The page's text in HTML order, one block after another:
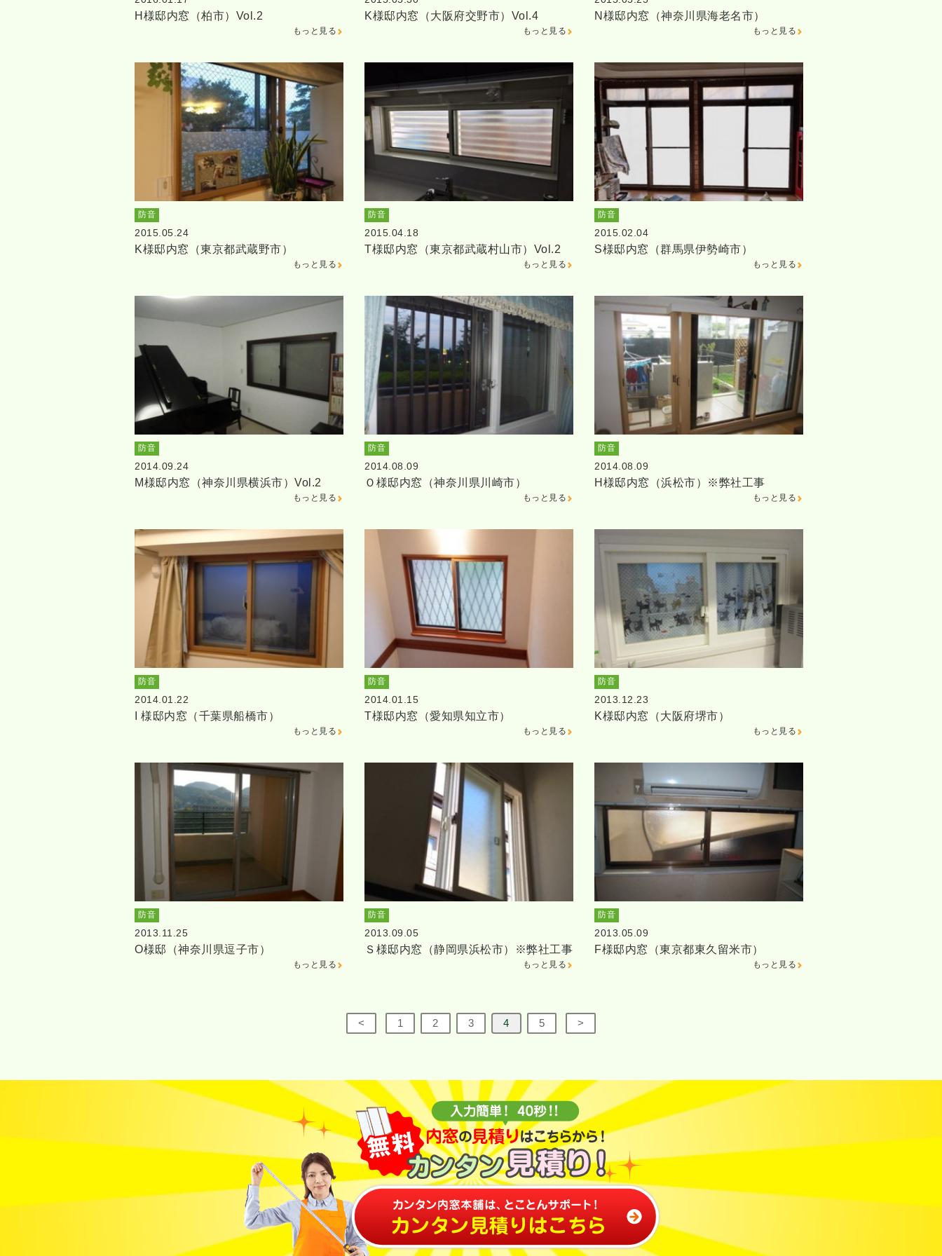
H様邸内窓（柏市）Vol.2
もっと見る
K様邸内窓（大阪府交野市）Vol.4
もっと見る
N様邸内窓（神奈川県海老名市）
もっと見る
防音
2015.05.24
K様邸内窓（東京都武蔵野市）
もっと見る
防音
2015.04.18
T様邸内窓（東京都武蔵村山市）Vol.2
もっと見る
防音
2015.02.04
S様邸内窓（群馬県伊勢崎市）
もっと見る
防音
2014.09.24
M様邸内窓（神奈川県横浜市）Vol.2
もっと見る
防音
2014.08.09
Ｏ様邸内窓（神奈川県川崎市）
もっと見る
防音
2014.08.09
H様邸内窓（浜松市）※弊社工事
もっと見る
防音
2014.01.22
I 様邸内窓（千葉県船橋市）
もっと見る
防音
2014.01.15
T様邸内窓（愛知県知立市）
もっと見る
防音
2013.12.23
K様邸内窓（大阪府堺市）
もっと見る
防音
2013.11.25
O様邸（神奈川県逗子市）
もっと見る
防音
2013.09.05
Ｓ様邸内窓（静岡県浜松市）※弊社工事
もっと見る
防音
2013.05.09
F様邸内窓（東京都東久留米市）
もっと見る
< 1 2 3 4 5 >